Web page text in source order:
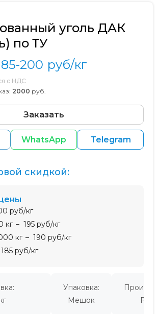
уголь ДАК
по ТУ
200 руб/кг
с НДС
2000 руб.
Заказать
WhatsApp Telegram
Упаковка:
Мешок
скидкой:
руб/кг
кг
195 руб/кг
кг
190 руб/кг
185 руб/кг